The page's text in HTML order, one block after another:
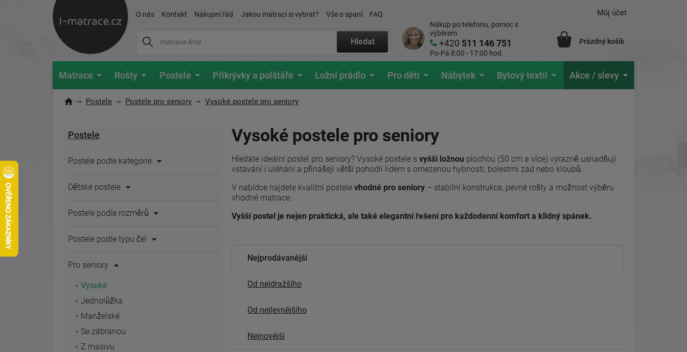
O nás Kontakt Nákupní řád Jakou matraci si vybrat? Vše o spaní FAQ
Hledat
Nákup po telefonu, pomoc s
výběrem
+420 511 146 751
Po-Pá 8:00 - 17:00 hod.
Můj účet
Prázdný košík
Matrace Rošty Postele Přikrývky a polštáře Ložní prádlo Pro děti Nábytek Bytový textil Akce / slevy
Postele Postele pro seniory Vysoké postele pro seniory
Postele
Postele podle kategorie
Dětské postele
Postele podle rozměrů
Postele podle typu čel
Pro seniory
Vysoké
Jednolůžka
Manželské
Se zábranou
Z masivu
Vysoké postele pro seniory
Hledáte ideální postel pro seniory? Vysoké postele s vyšší ložnou plochou (50 cm a více) výrazně usnadňují
vstávání i uléhání a přinášejí větší pohodlí lidem s omezenou hybností, bolestmi zad nebo kloubů.
V nabídce najdete kvalitní postele vhodné pro seniory – stabilní konstrukce, pevné rošty a možnost výběru
vhodné matrace.
Vyšší postel je nejen praktická, ale také elegantní řešení pro každodenní komfort a klidný spánek.
Nejprodávanější
Od nejdražšího
Od nejlevnějšího
Nejnovější